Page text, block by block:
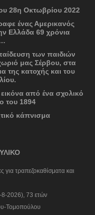
28η Οκτωβρίου 2022
ένας Αμερικανός
Ελλάδα 69 χρόνια
των παιδιών
μας Σέρβου, στα
της κατοχής και του
από ένα σχολικό
του 1894
κάπνισμα
για τραπεζοκαθίσματα και
8-2026), 73 ετών
Τομοπούλου